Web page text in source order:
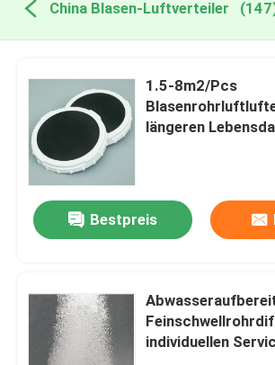
China Blasen-Luftverteiler
1.5-8m2/Pcs
längeren
Bestpreis
individuellen